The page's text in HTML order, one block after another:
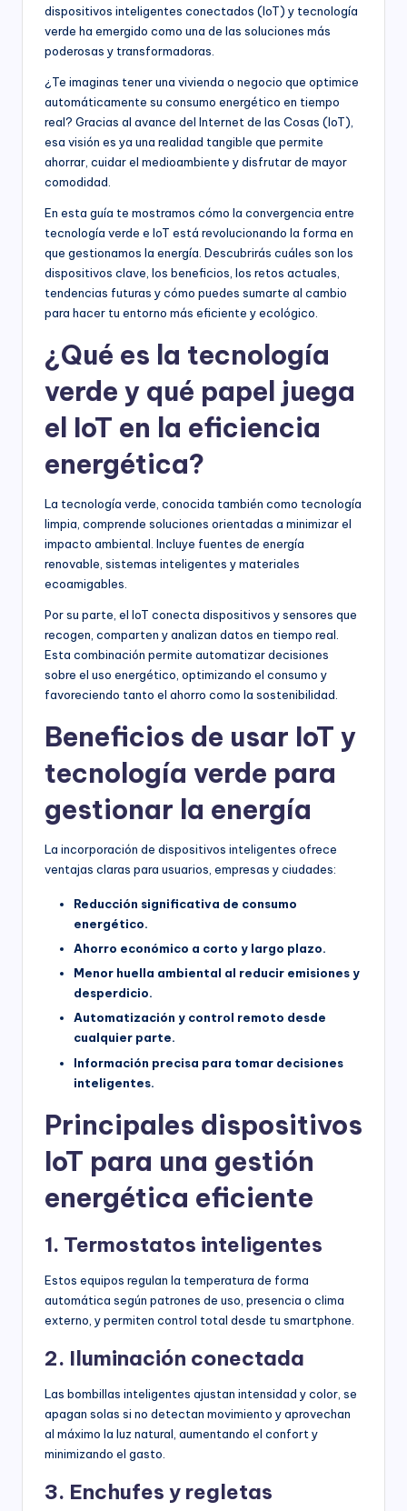
dispositivos inteligentes conectados (IoT) y tecnología
verde ha emergido como una de las soluciones más
poderosas y transformadoras.
¿Te imaginas tener una vivienda o negocio que optimice
automáticamente su consumo energético en tiempo
real? Gracias al avance del Internet de las Cosas (IoT),
esa visión es ya una realidad tangible que permite
ahorrar, cuidar el medioambiente y disfrutar de mayor
comodidad.
En esta guía te mostramos cómo la convergencia entre
tecnología verde e IoT está revolucionando la forma en
que gestionamos la energía. Descubrirás cuáles son los
dispositivos clave, los beneficios, los retos actuales,
tendencias futuras y cómo puedes sumarte al cambio
para hacer tu entorno más eficiente y ecológico.
¿Qué es la tecnología
verde y qué papel juega
el IoT en la eficiencia
energética?
La tecnología verde, conocida también como tecnología
limpia, comprende soluciones orientadas a minimizar el
impacto ambiental. Incluye fuentes de energía
renovable, sistemas inteligentes y materiales
ecoamigables.
Por su parte, el IoT conecta dispositivos y sensores que
recogen, comparten y analizan datos en tiempo real.
Esta combinación permite automatizar decisiones
sobre el uso energético, optimizando el consumo y
favoreciendo tanto el ahorro como la sostenibilidad.
Beneficios de usar IoT y
tecnología verde para
gestionar la energía
La incorporación de dispositivos inteligentes ofrece
ventajas claras para usuarios, empresas y ciudades:
Reducción significativa de consumo
energético.
Ahorro económico a corto y largo plazo.
Menor huella ambiental al reducir emisiones y
desperdicio.
Automatización y control remoto desde
cualquier parte.
Información precisa para tomar decisiones
inteligentes.
Principales dispositivos
IoT para una gestión
energética eficiente
1. Termostatos inteligentes
Estos equipos regulan la temperatura de forma
automática según patrones de uso, presencia o clima
externo, y permiten control total desde tu smartphone.
2. Iluminación conectada
Las bombillas inteligentes ajustan intensidad y color, se
apagan solas si no detectan movimiento y aprovechan
al máximo la luz natural, aumentando el confort y
minimizando el gasto.
3. Enchufes y regletas